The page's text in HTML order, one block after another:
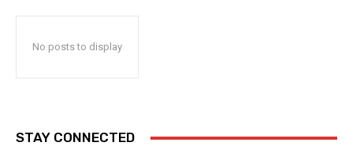
No posts to display
STAY CONNECTED